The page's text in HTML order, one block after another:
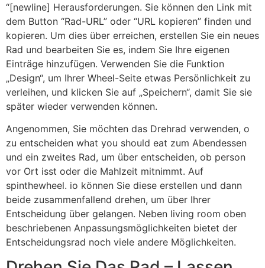
“[newline] Herausforderungen. Sie können den Link mit
dem Button “Rad-URL” oder “URL kopieren” finden und
kopieren. Um dies über erreichen, erstellen Sie ein neues
Rad und bearbeiten Sie es, indem Sie Ihre eigenen
Einträge hinzufügen. Verwenden Sie die Funktion
„Design“, um Ihrer Wheel-Seite etwas Persönlichkeit zu
verleihen, und klicken Sie auf „Speichern“, damit Sie sie
später wieder verwenden können.
Angenommen, Sie möchten das Drehrad verwenden, o
zu entscheiden what you should eat zum Abendessen
und ein zweites Rad, um über entscheiden, ob person
vor Ort isst oder die Mahlzeit mitnimmt. Auf
spinthewheel. io können Sie diese erstellen und dann
beide zusammenfallend drehen, um über Ihrer
Entscheidung über gelangen. Neben living room oben
beschriebenen Anpassungsmöglichkeiten bietet der
Entscheidungsrad noch viele andere Möglichkeiten.